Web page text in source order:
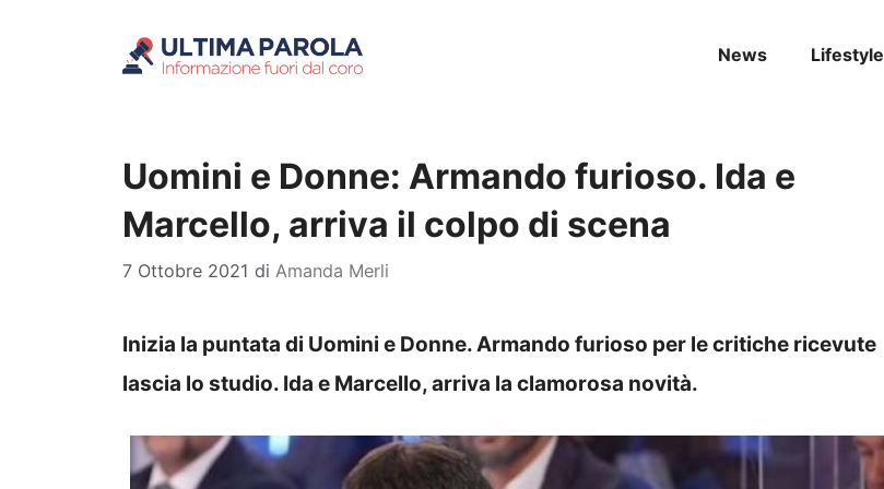
News Lifestyle
Uomini e Donne: Armando furioso. Ida e
Marcello, arriva il colpo di scena
7 Ottobre 2021 di Amanda Merli
Inizia la puntata di Uomini e Donne. Armando furioso per le critiche ricevute
lascia lo studio. Ida e Marcello, arriva la clamorosa novità.